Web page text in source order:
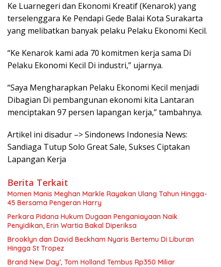
Ke Luarnegeri dan Ekonomi Kreatif (Kenarok) yang
terselenggara Ke Pendapi Gede Balai Kota Surakarta
yang melibatkan banyak pelaku Pelaku Ekonomi Kecil.
“Ke Kenarok kami ada 70 komitmen kerja sama Di
Pelaku Ekonomi Kecil Di industri,” ujarnya.
“Saya Mengharapkan Pelaku Ekonomi Kecil menjadi
Dibagian Di pembangunan ekonomi kita Lantaran
menciptakan 97 persen lapangan kerja,” tambahnya.
Artikel ini disadur –> Sindonews Indonesia News:
Sandiaga Tutup Solo Great Sale, Sukses Ciptakan
Lapangan Kerja
Berita Terkait
Momen Manis Meghan Markle Rayakan Ulang Tahun Hingga-
45 Bersama Pengeran Harry
Perkara Pidana Hukum Dugaan Penganiayaan Naik
Penyidikan, Erin Wartia Bakal Diperiksa
Brooklyn dan David Beckham Nyaris Bertemu Di Liburan
Hingga St Tropez
Brand New Day’, Tom Holland Tembus Rp350 Miliar